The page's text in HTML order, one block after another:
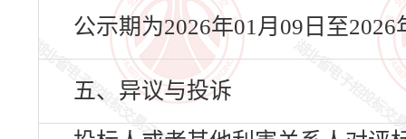
公示期为2026年01月09日至
五、异议与投诉